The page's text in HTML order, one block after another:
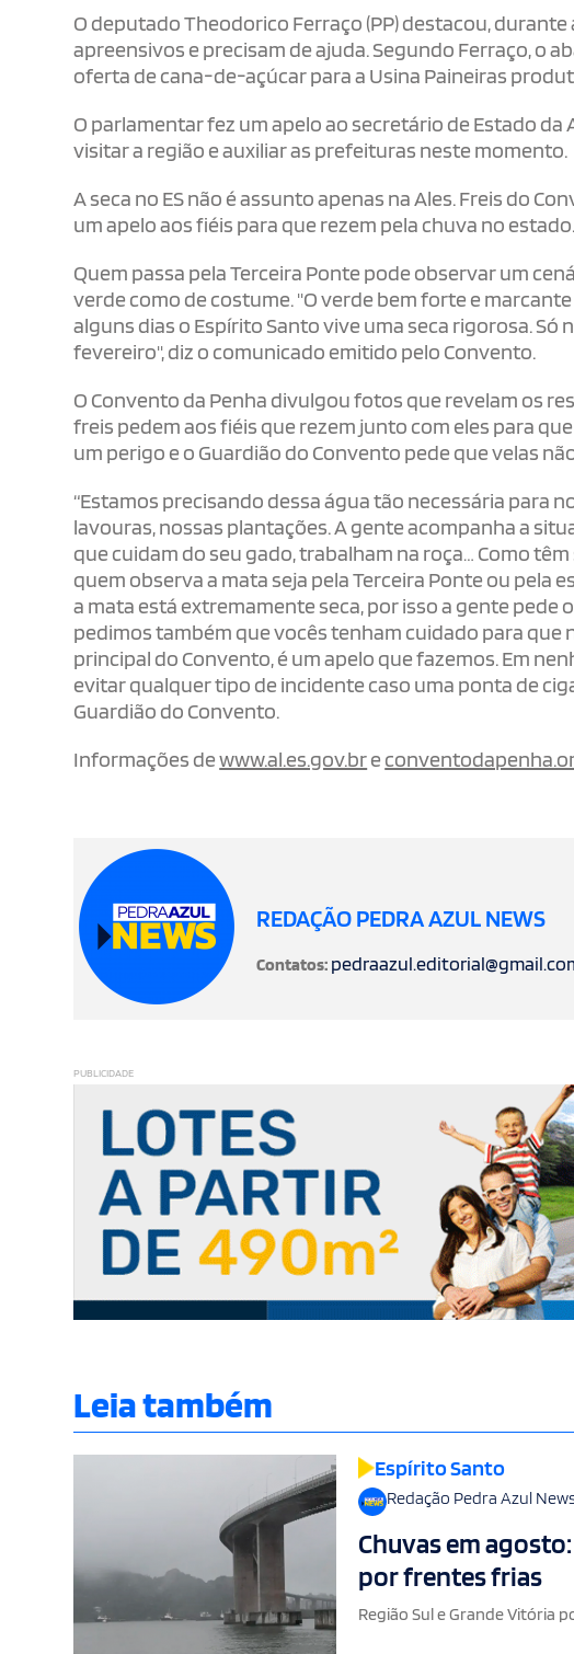
O deputado Theodorico Ferraço (PP) destacou,
apreensivos e precisam de ajuda. Segundo Ferraço, o
oferta de cana-de-açúcar para a Usina Paineiras
O parlamentar fez um apelo ao secretário de Estado
visitar a região e auxiliar as prefeituras neste momento.
A seca no ES não é assunto apenas na Ales. Freis do
um apelo aos fiéis para que rezem pela chuva no estado.
Quem passa pela Terceira Ponte pode observar um
verde como de costume. "O verde bem forte e
alguns dias o Espírito Santo vive uma seca rigorosa.
fevereiro", diz o comunicado emitido pelo Convento.
O Convento da Penha divulgou fotos que revelam os
freis pedem aos fiéis que rezem junto com eles para
um perigo e o Guardião do Convento pede que velas
“Estamos precisando dessa água tão necessária para
lavouras, nossas plantações. A gente acompanha a
que cuidam do seu gado, trabalham na roça… Como
quem observa a mata seja pela Terceira Ponte ou pela
a mata está extremamente seca, por isso a gente pede
pedimos também que vocês tenham cuidado para
principal do Convento, é um apelo que fazemos. Em
evitar qualquer tipo de incidente caso uma ponta de
Guardião do Convento.
Informações dewww.al.es.gov.bre
REDAÇÃO PEDRA AZUL NEWS
Contatos:
PUBLICIDADE
Leia também
Espírito Santo
Redação Pedra Azul
Chuvas em
por frentes frias
Região Sul e Grande Vitória